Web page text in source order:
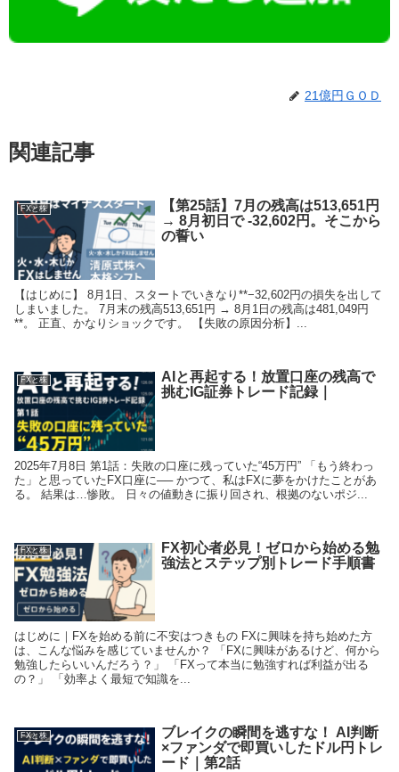
21億円ＧＯＤ
関連記事
FXと株
【第25話】7月の残高は513,651円
→ 8月初日で -32,602円。そこから
の誓い
【はじめに】 8月1日、スタートでいきなり**−32,602円の損失を出して
しまいました。 7月末の残高513,651円 → 8月1日の残高は481,049円
**。 正直、かなりショックです。 【失敗の原因分析】...
FXと株
AIと再起する！放置口座の残高で
挑むIG証券トレード記録｜
2025年7月8日 第1話：失敗の口座に残っていた“45万円” 「もう終わっ
た」と思っていたFX口座に── かつて、私はFXに夢をかけたことがあ
る。 結果は…惨敗。 日々の値動きに振り回され、根拠のないポジ...
FXと株
FX初心者必見！ゼロから始める勉
強法とステップ別トレード手順書
はじめに｜FXを始める前に不安はつきもの FXに興味を持ち始めた方
は、こんな悩みを感じていませんか？ 「FXに興味があるけど、何から
勉強したらいいんだろう？」 「FXって本当に勉強すれば利益が出る
の？」 「効率よく最短で知識を...
FXと株
ブレイクの瞬間を逃すな！ AI判断
×ファンダで即買いしたドル円トレ
ード｜第2話